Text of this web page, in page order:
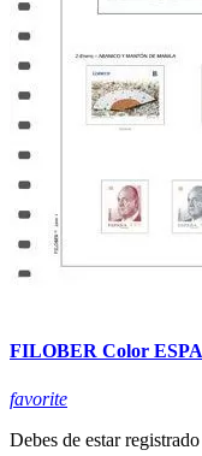
FILOBER Color
favorite
Debes de estar registrado